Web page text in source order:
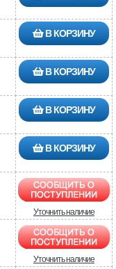
В КОРЗИНУ
В КОРЗИНУ
В КОРЗИНУ
В КОРЗИНУ
Уточнить наличие
Уточнить наличие